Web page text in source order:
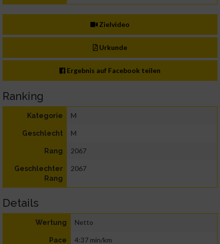
Zielvideo
Urkunde
Ergebnis auf Facebook teilen
Ranking
Kategorie M
Geschlecht M
Rang 2067
Geschlechter
Rang
2067
Details
Wertung Netto
Pace 4:37 min/km